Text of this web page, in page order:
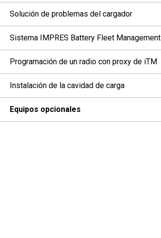
Solución de problemas del cargador
Sistema IMPRES Battery Fleet Management
Programación de un radio con proxy de iTM
Instalación de la cavidad de carga
Equipos opcionales